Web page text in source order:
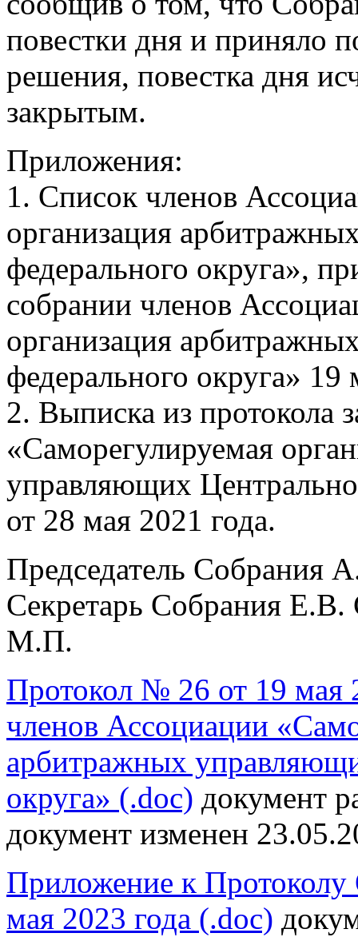
повестки дня и приняло
решения, повестка дня
закрытым.
Приложения:
1. Список членов
организация
федерального округа»,
собрании членов
организация
федерального округа» 19
2. Выписка из протокола
«Саморегулируемая
управляющих
от 28 мая 2021 года.
Председатель Собрания
Секретарь Собрания Е.В.
М.П.
Протокол № 26 от 19 мая
членов Ассоциации
арбитражных
округа» (.doc) документ
документ изменен
Приложение к
мая 2023 года (.doc)